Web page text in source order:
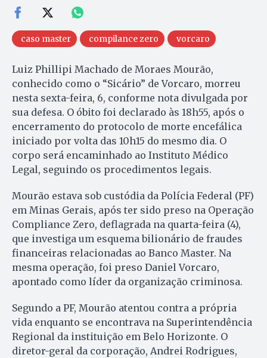
caso master compilance zero vorcaro
Luiz Phillipi Machado de Moraes Mourão,
conhecido como o “Sicário” de Vorcaro, morreu
nesta sexta-feira, 6, conforme nota divulgada por
sua defesa. O óbito foi declarado às 18h55, após o
encerramento do protocolo de morte encefálica
iniciado por volta das 10h15 do mesmo dia. O
corpo será encaminhado ao Instituto Médico
Legal, seguindo os procedimentos legais.
Mourão estava sob custódia da Polícia Federal (PF)
em Minas Gerais, após ter sido preso na Operação
Compliance Zero, deflagrada na quarta-feira (4),
que investiga um esquema bilionário de fraudes
financeiras relacionadas ao Banco Master. Na
mesma operação, foi preso Daniel Vorcaro,
apontado como líder da organização criminosa.
Segundo a PF, Mourão atentou contra a própria
vida enquanto se encontrava na Superintendência
Regional da instituição em Belo Horizonte. O
diretor-geral da corporação, Andrei Rodrigues,